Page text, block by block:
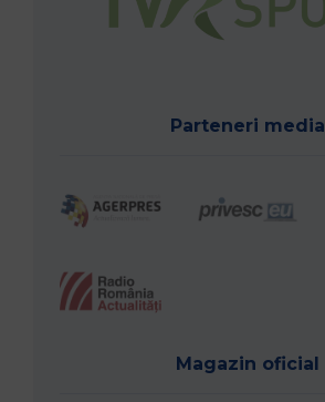
Parteneri media
Magazin oficial